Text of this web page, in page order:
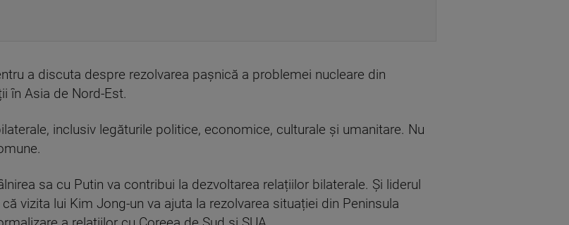
a discuta despre rezolvarea pașnică a problemei nucleare din
în Asia de Nord-Est.
inclusiv legăturile politice, economice, culturale și umanitare. Nu
sa cu Putin va contribui la dezvoltarea relațiilor bilaterale. Și liderul
vizita lui Kim Jong-un va ajuta la rezolvarea situației din Peninsula